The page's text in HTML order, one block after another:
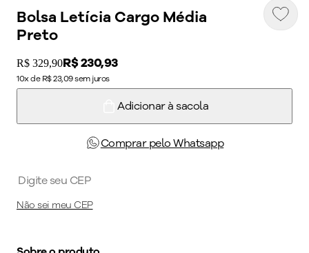
Bolsa Letícia Cargo Média
Preto
Original price:
R$ 329,90Price:
R$ 230,93
10x de R$ 23,09 sem juros
Adicionar à sacola
Comprar pelo Whatsapp
Não sei meu CEP